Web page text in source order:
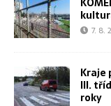
7. 8.
Kraje
III.
roky